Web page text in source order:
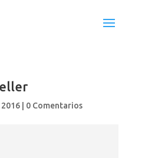
2016| 0 Comentarios